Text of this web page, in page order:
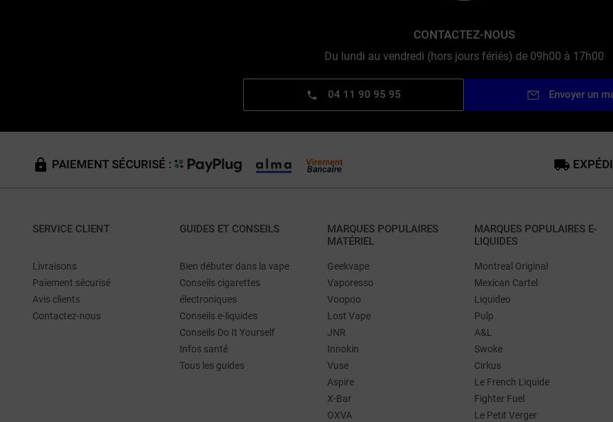
CONTACTEZ-NOUS
Du lundi au vendredi (hors jours fériés) de 09h00 à 17h00
04 11 90 95 95 Envoyer un
PAIEMENT SÉCURISÉ :
SERVICE CLIENT
Livraisons
Paiement sécurisé
Avis clients
Contactez-nous
GUIDES ET CONSEILS
Bien débuter dans la vape
Conseils cigarettes
électroniques
Conseils e-liquides
Conseils Do It Yourself
Infos santé
Tous les guides
MARQUES POPULAIRES
MATÉRIEL
Geekvape
Vaporesso
Voopoo
Lost Vape
JNR
Innokin
Vuse
Aspire
X-Bar
OXVA
MARQUES POPULAIRES E-
LIQUIDES
Montreal Original
Mexican Cartel
Liquideo
Pulp
A&L
Swoke
Cirkus
Le French Liquide
Fighter Fuel
Le Petit Verger